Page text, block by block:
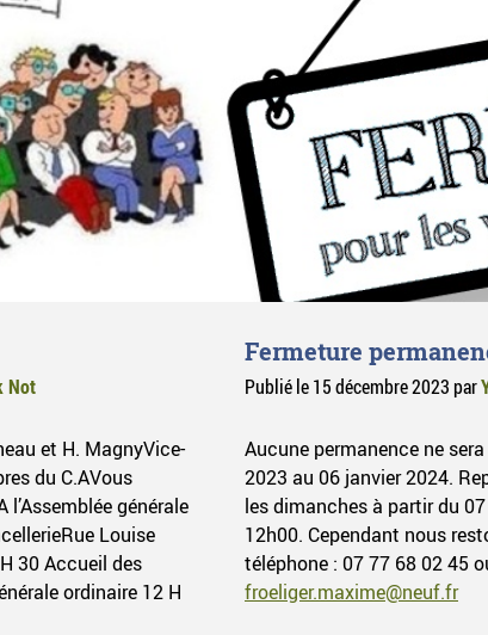
Not
et H. MagnyVice-
du C.AVous
générale
Louise
30 Accueil des
ordinaire 12 H
Fermeture
Publié le15 décembre 2023 par
Aucune permanence ne
2023 au 06 janvier 2024.
les dimanches à partir du
12h00. Cependant nous
téléphone : 07 77 68 02 45
froeliger.maxime@neuf.fr